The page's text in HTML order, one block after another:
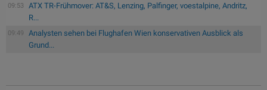
09:53
ATX TR-Frühmover: AT&S, Lenzing, Palfinger, voestalpine, Andritz,
R...
09:49
Analysten sehen bei Flughafen Wien konservativen Ausblick als
Grund...